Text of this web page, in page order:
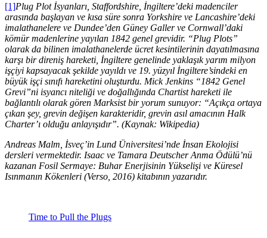
[1]Plug Plot İsyanları, Staffordshire, İngiltere’deki madenciler
arasında başlayan ve kısa süre sonra Yorkshire ve Lancashire’deki
imalathanelere ve Dundee’den Güney Galler ve Cornwall’daki
kömür madenlerine yayılan 1842 genel grevidir. “Plug Plots”
olarak da bilinen imalathanelerde ücret kesintilerinin dayatılmasına
karşı bir direniş hareketi, İngiltere genelinde yaklaşık yarım milyon
işçiyi kapsayacak şekilde yayıldı ve 19. yüzyıl İngiltere’sindeki en
büyük işçi sınıfı hareketini oluşturdu. Mick Jenkins “1842 Genel
Grevi”ni isyancı niteliği ve doğallığında Chartist hareketi ile
bağlantılı olarak gören Marksist bir yorum sunuyor: “Açıkça ortaya
çıkan şey, grevin değişen karakteridir, grevin asıl amacının Halk
Charter’ı olduğu anlayışıdır”. (Kaynak: Wikipedia)
Andreas Malm, İsveç’in Lund Üniversitesi’nde İnsan Ekolojisi
dersleri vermektedir. Isaac ve Tamara Deutscher Anma Ödülü’nü
kazanan Fosil Sermaye: Buhar Enerjisinin Yükselişi ve Küresel
Isınmanın Kökenleri (Verso, 2016) kitabının yazarıdır.
Time to Pull the Plugs